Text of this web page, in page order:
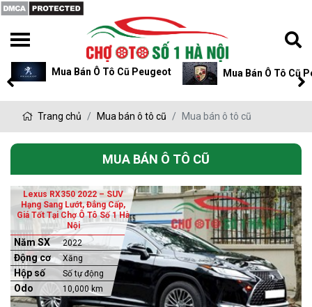
Mua Bán Ô Tô Cũ Peugeot Mua Bán Ô Tô Cũ
Trang chủ Mua bán ô tô cũ Mua bán ô tô cũ
MUA BÁN Ô TÔ CŨ
Lexus RX350 2022 – SUV
Hạng Sang Lướt, Đẳng Cấp,
Giá Tốt Tại Chợ Ô Tô Số 1 Hà
Nội
Năm SX 2022
Động cơ Xăng
Hộp số Số tự động
Odo 10,000 km